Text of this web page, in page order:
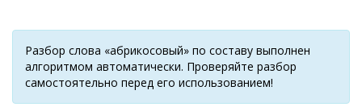
Разбор слова «абрикосовый» по составу выполнен
алгоритмом автоматически. Проверяйте разбор
самостоятельно перед его использованием!